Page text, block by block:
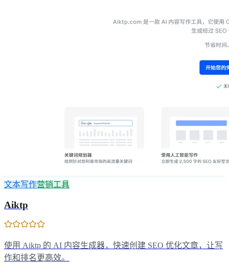
文本写作营销工具
Aiktp
使用 Aiktp 的 AI 内容生成器，快速创建 SEO 优化文章，让写
作和排名更高效。